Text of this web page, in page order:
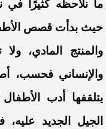
ما نلاحظه كثيرًا في
حيث بدأت قصص
والمنتج المادي،
والإنساني فحسب،
يتلقفها أدب
الجيل الجديد عليه،